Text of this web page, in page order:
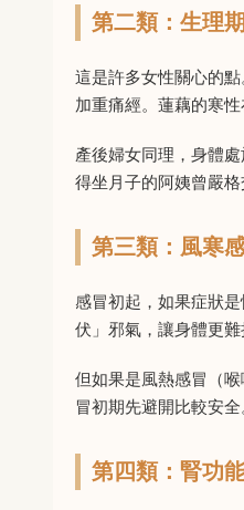
第二類：生理
這是許多女性關心的
加重痛經。蓮藕的寒性
產後婦女同理，身體
得坐月子的阿姨曾嚴格
第三類：風寒
感冒初起，如果症狀
伏」邪氣，讓身體更難
但如果是風熱感冒（
冒初期先避開比較安全
第四類：腎功